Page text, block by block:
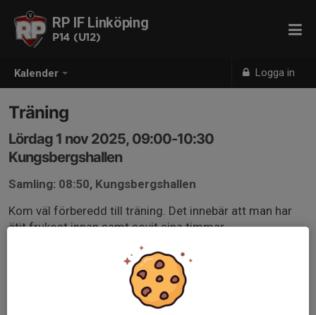
Kalender Logga in
RP IF Linköping
P14 (U12)
Träning
Lördag 1 nov 2025, 09:00-10:30
Kungsbergshallen
Samling: 08:50, Kungsbergshallen
Kom väl förberedd till träning. Det innebär att man har
ätit frukost innan samt sovit sina timmar.
Ombytt och klar för inneträning kl 09.00.
Ta med inneskor, din boll och namnad vattenflaska.
Vi använder oss utav den första dörren in till
omklädningsrummet. Koden är densamma som förra